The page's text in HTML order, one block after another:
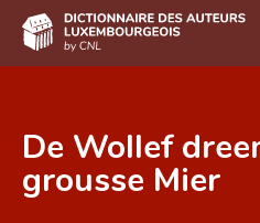
DE FR
Accueil
De Wollef
grousse Mier